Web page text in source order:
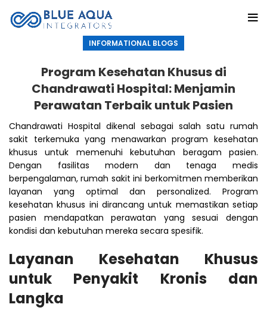
INFORMATIONAL BLOGS
Program Kesehatan Khusus di
Chandrawati Hospital: Menjamin
Perawatan Terbaik untuk Pasien
Chandrawati Hospital dikenal sebagai salah satu rumah
sakit terkemuka yang menawarkan program kesehatan
khusus untuk memenuhi kebutuhan beragam pasien.
Dengan fasilitas modern dan tenaga medis
berpengalaman, rumah sakit ini berkomitmen memberikan
layanan yang optimal dan personalized. Program
kesehatan khusus ini dirancang untuk memastikan setiap
pasien mendapatkan perawatan yang sesuai dengan
kondisi dan kebutuhan mereka secara spesifik.
Layanan Kesehatan Khusus
untuk Penyakit Kronis dan
Langka